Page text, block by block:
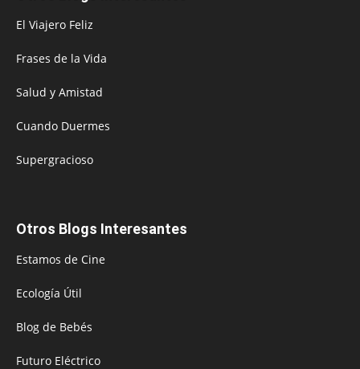
El Viajero Feliz
Frases de la Vida
Salud y Amistad
Cuando Duermes
Supergracioso
Otros Blogs Interesantes
Estamos de Cine
Ecología Útil
Blog de Bebés
Futuro Eléctrico